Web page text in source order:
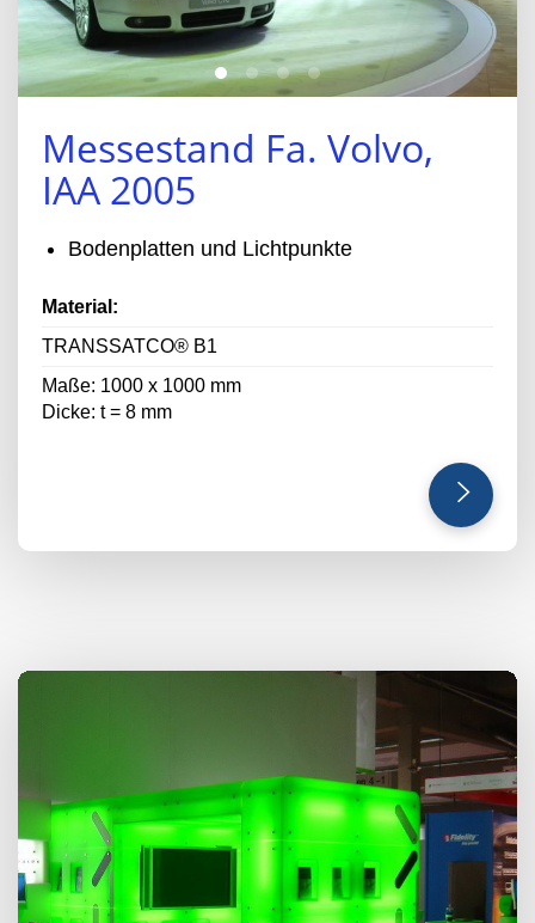
Messestand Fa. Volvo,
IAA 2005
Bodenplatten und Lichtpunkte
Material:
TRANSSATCO® B1
Maße: 1000 x 1000 mm
Dicke: t = 8 mm